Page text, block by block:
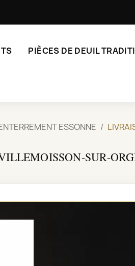
PIÈCES DE DEUIL
ESSONNE
SUR-